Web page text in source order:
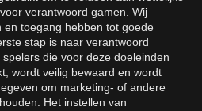
verantwoord gamen. Wij
en toegang hebben tot goede
stap is naar verantwoord
die voor deze doeleinden
wordt veilig bewaard en wordt
om marketing- of andere
Het instellen van